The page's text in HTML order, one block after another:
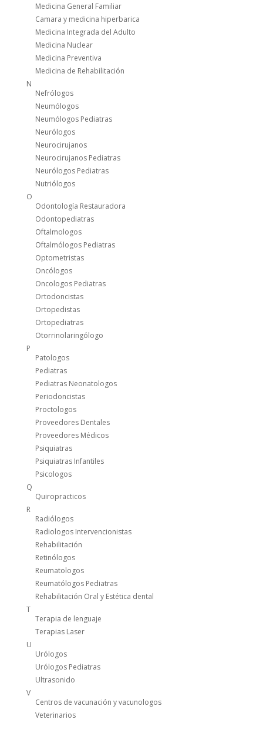
Medicina General Familiar
Camara y medicina hiperbarica
Medicina Integrada del Adulto
Medicina Nuclear
Medicina Preventiva
Medicina de Rehabilitación
N
Nefrólogos
Neumólogos
Neumólogos Pediatras
Neurólogos
Neurocirujanos
Neurocirujanos Pediatras
Neurólogos Pediatras
Nutriólogos
O
Odontología Restauradora
Odontopediatras
Oftalmologos
Oftalmólogos Pediatras
Optometristas
Oncólogos
Oncologos Pediatras
Ortodoncistas
Ortopedistas
Ortopediatras
Otorrinolaringólogo
P
Patologos
Pediatras
Pediatras Neonatologos
Periodoncistas
Proctologos
Proveedores Dentales
Proveedores Médicos
Psiquiatras
Psiquiatras Infantiles
Psicologos
Q
Quiropracticos
R
Radiólogos
Radiologos Intervencionistas
Rehabilitación
Retinólogos
Reumatologos
Reumatólogos Pediatras
Rehabilitación Oral y Estética dental
T
Terapia de lenguaje
Terapias Laser
U
Urólogos
Urólogos Pediatras
Ultrasonido
V
Centros de vacunación y vacunologos
Veterinarios